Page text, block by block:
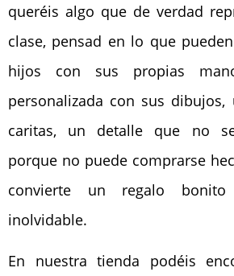
queréis algo que de verdad
clase, pensad en lo que
hijos con sus propias
personalizada con sus dibujos,
caritas, un detalle que no
porque no puede comprarse
convierte un regalo
inolvidable.
En nuestra tienda podéis